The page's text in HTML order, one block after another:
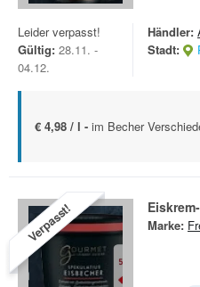
Leider verpasst!
Gültig: 28.11. -
04.12.
Händler:
Stadt:
€ 4,98 / l - im Becher
Verpasst! Marke: